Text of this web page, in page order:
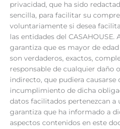
privacidad, que ha sido
sencilla, para facilitar su
voluntariamente si desea
las entidades del CASAHOUSE.
garantiza que es mayor de
son verdaderos, exactos,
responsable de cualquier daño
indirecto, que pudiera causarse
incumplimiento de dicha
datos facilitados pertenezcan a
garantiza que ha informado a
aspectos contenidos en este